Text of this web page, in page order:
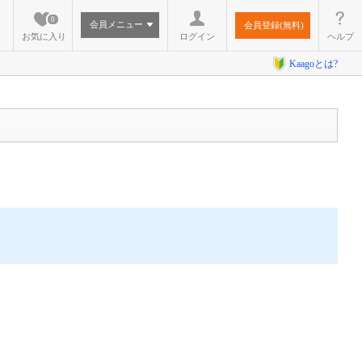
お気に入り
0
会員メニュー
ログイン
会員登録(無料)
ヘルプ
Kaagoとは?